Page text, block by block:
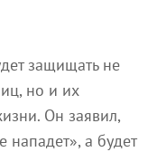
защищать не
но и их
Он заявил,
а будет